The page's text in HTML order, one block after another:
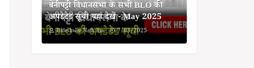
बेनीपट्टी विधानसभा के सभी BLO की
अपडेटेड सूची यहां देखें - May 2025
Bideshwar Nath Jha 7/03/2025